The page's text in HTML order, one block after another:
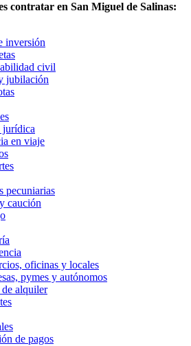
contratar en San Miguel de Salinas:
inversión
civil
jubilación
jurídica
en viaje
pecuniarias
caución
oficinas y locales
pymes y autónomos
de alquiler
de pagos